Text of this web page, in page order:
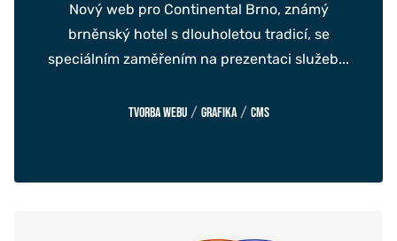
Nový web pro Continental Brno, známý
brněnský hotel s dlouholetou tradicí, se
speciálním zaměřením na prezentaci služeb...
Tvorba webu / Grafika / CMS